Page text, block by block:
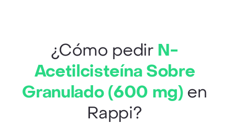
¿Cómo pedir N-
Acetilcisteína Sobre
Granulado (600 mg) en
Rappi?